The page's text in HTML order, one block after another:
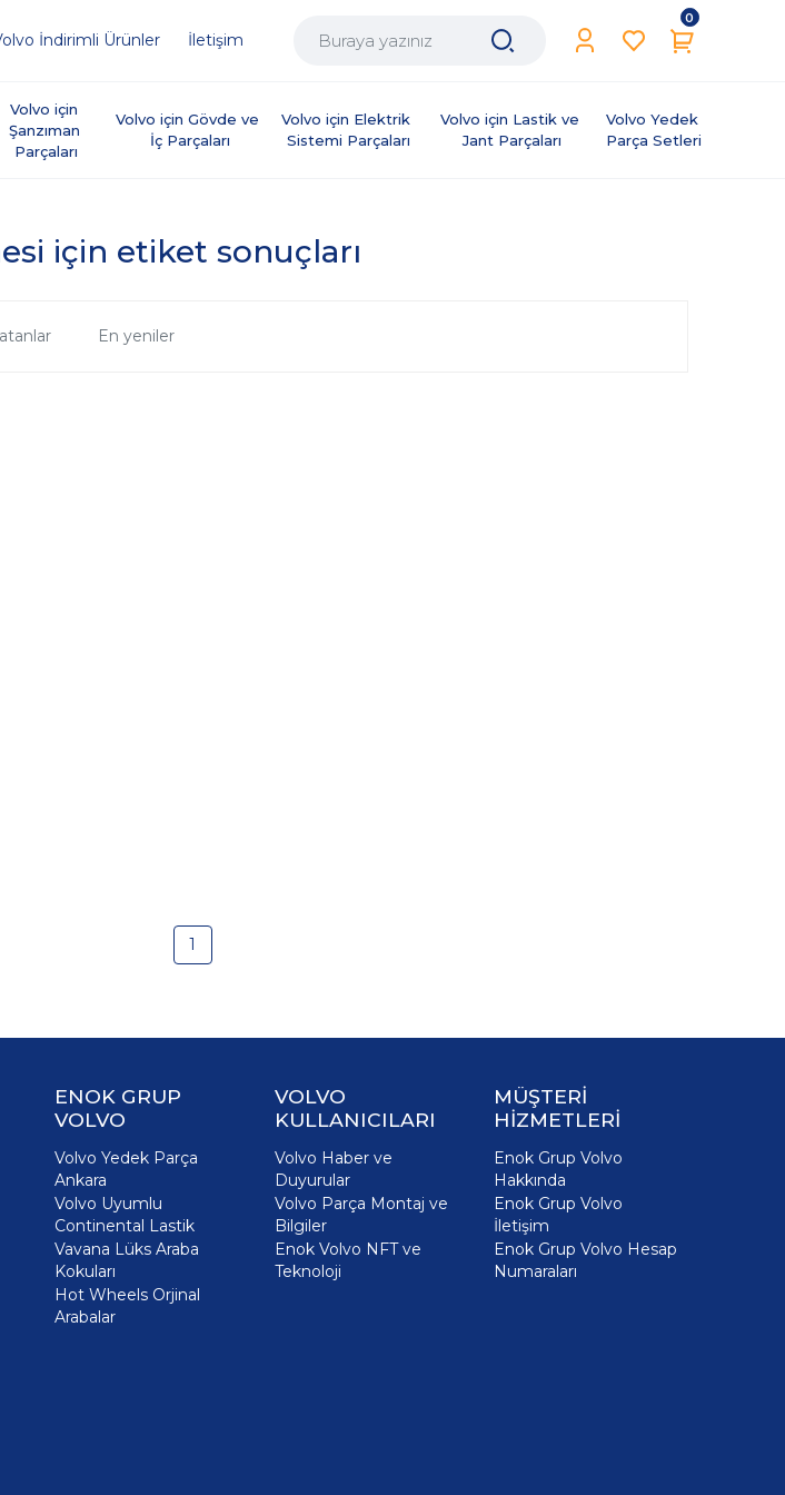
İndirimli Ürünler İletişim
0
Volvo için
Şanzıman
Parçaları
Volvo için Gövde ve
İç Parçaları
Volvo için Elektrik
Sistemi Parçaları
Volvo için Lastik ve
Jant Parçaları
Volvo Yedek
Parça Setleri
için etiket sonuçları
En yeniler
1
ENOK GRUP
VOLVO
Volvo Yedek Parça
Ankara
Volvo Uyumlu
Continental Lastik
Vavana Lüks Araba
Kokuları
Hot Wheels Orjinal
Arabalar
VOLVO
KULLANICILARI
Volvo Haber ve
Duyurular
Volvo Parça Montaj ve
Bilgiler
Enok Volvo NFT ve
Teknoloji
MÜŞTERİ
HİZMETLERİ
Enok Grup Volvo
Hakkında
Enok Grup Volvo
İletişim
Enok Grup Volvo Hesap
Numaraları